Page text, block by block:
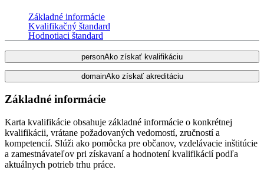
Základné informácie
Kvalifikačný štandard
Hodnotiaci štandard
personAko získať kvalifikáciu
domainAko získať akreditáciu
Základné informácie
Karta kvalifikácie obsahuje základné informácie o konkrétnej
kvalifikácii, vrátane požadovaných vedomostí, zručností a
kompetencií. Slúži ako pomôcka pre občanov, vzdelávacie inštitúcie
a zamestnávateľov pri získavaní a hodnotení kvalifikácií podľa
aktuálnych potrieb trhu práce.